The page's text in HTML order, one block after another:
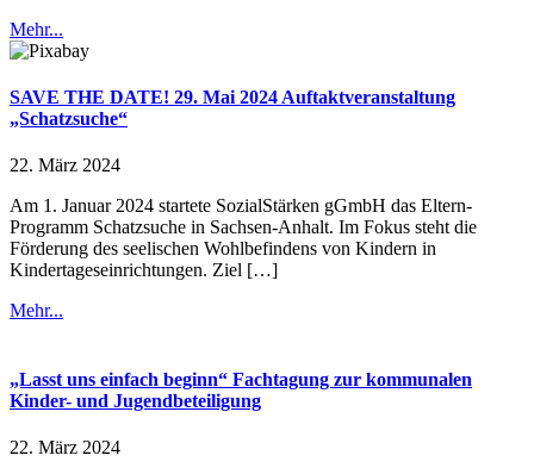
Mehr...
SAVE THE DATE! 29. Mai 2024 Auftaktveranstaltung
„Schatzsuche“
22. März 2024
Am 1. Januar 2024 startete SozialStärken gGmbH das Eltern-
Programm Schatzsuche in Sachsen-Anhalt. Im Fokus steht die
Förderung des seelischen Wohlbefindens von Kindern in
Kindertageseinrichtungen. Ziel […]
Mehr...
„Lasst uns einfach beginn“ Fachtagung zur kommunalen
Kinder- und Jugendbeteiligung
22. März 2024